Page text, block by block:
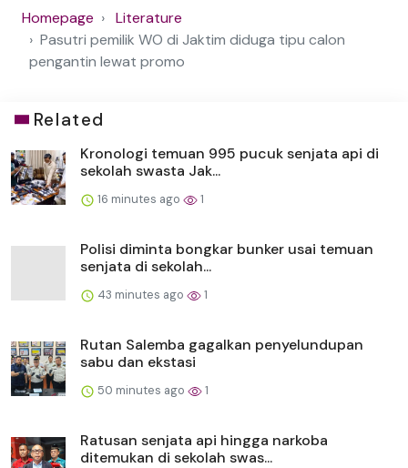
Homepage
Literature
Pasutri pemilik WO di Jaktim diduga tipu calon
pengantin lewat promo
Related
Kronologi temuan 995 pucuk senjata api di
sekolah swasta Jak...
16 minutes ago 1
Polisi diminta bongkar bunker usai temuan
senjata di sekolah...
43 minutes ago 1
Rutan Salemba gagalkan penyelundupan
sabu dan ekstasi
50 minutes ago 1
Ratusan senjata api hingga narkoba
ditemukan di sekolah swas...